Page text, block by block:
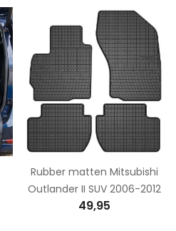
Rubber matten Mitsubishi
Outlander II SUV 2006-2012
49,95